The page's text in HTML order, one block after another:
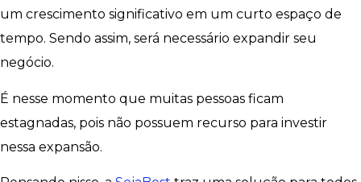
um crescimento significativo em um curto espaço de
tempo. Sendo assim, será necessário expandir seu
negócio.
É nesse momento que muitas pessoas ficam
estagnadas, pois não possuem recurso para investir
nessa expansão.